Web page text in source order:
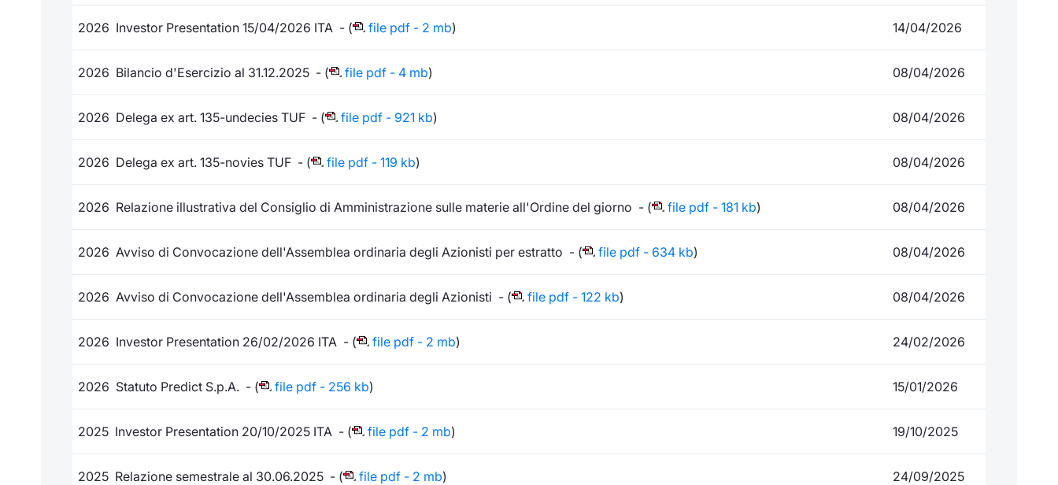
2026 Investor Presentation 15/04/2026 ITA - ( file pdf - 2 mb) 14/04/2026
2026 Bilancio d'Esercizio al 31.12.2025 - ( file pdf - 4 mb) 08/04/2026
2026 Delega ex art. 135-undecies TUF - ( file pdf - 921 kb) 08/04/2026
2026 Delega ex art. 135-novies TUF - ( file pdf - 119 kb) 08/04/2026
2026 Relazione illustrativa del Consiglio di Amministrazione sulle materie all'Ordine del giorno - ( file pdf - 181 kb) 08/04/2026
2026 Avviso di Convocazione dell'Assemblea ordinaria degli Azionisti per estratto - ( file pdf - 634 kb) 08/04/2026
2026 Avviso di Convocazione dell'Assemblea ordinaria degli Azionisti - ( file pdf - 122 kb) 08/04/2026
2026 Investor Presentation 26/02/2026 ITA - ( file pdf - 2 mb) 24/02/2026
2026 Statuto Predict S.p.A. - ( file pdf - 256 kb) 15/01/2026
2025 Investor Presentation 20/10/2025 ITA - ( file pdf - 2 mb) 19/10/2025
2025 Relazione semestrale al 30.06.2025 - ( file pdf - 2 mb) 24/09/2025